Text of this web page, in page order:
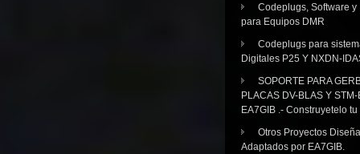
Codeplugs, Software y
para Equipos DMR
Codeplugs para
Digitales P25 Y NXDN-
SOPORTE PARA
PLACAS DV-BLAS Y
EA7GIB .- Construyetelo
Otros Proyectos
Adaptados por EA7GIB.